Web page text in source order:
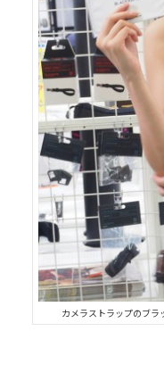
カメラストラップのブラ